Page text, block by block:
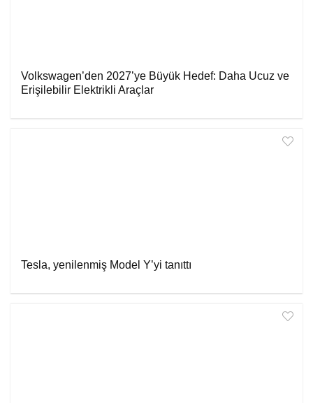
Volkswagen’den 2027’ye Büyük Hedef: Daha Ucuz ve
Erişilebilir Elektrikli Araçlar
Tesla, yenilenmiş Model Y’yi tanıttı